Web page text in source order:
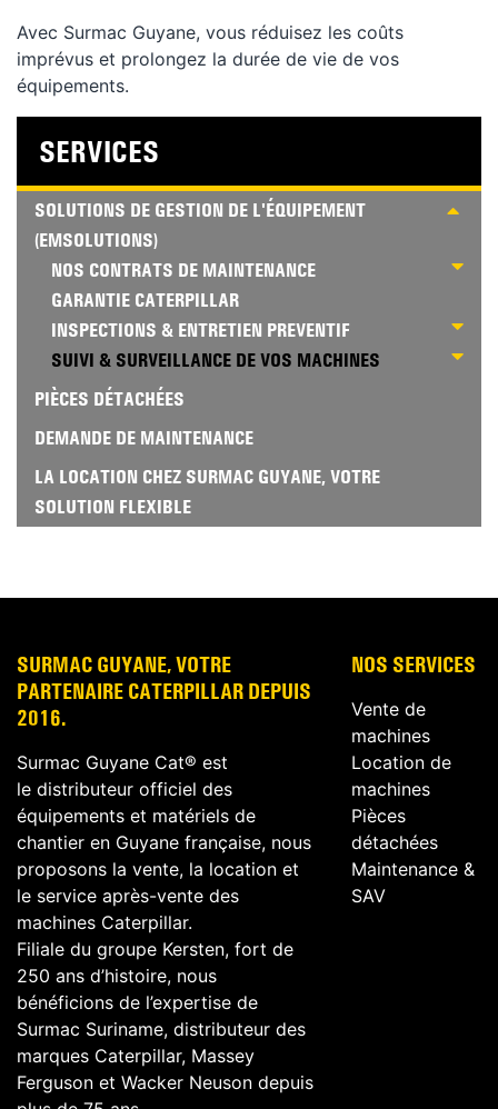
Avec Surmac Guyane, vous réduisez les coûts
imprévus et prolongez la durée de vie de vos
équipements.
SERVICES
SOLUTIONS DE GESTION DE L'ÉQUIPEMENT
(EMSOLUTIONS)
NOS CONTRATS DE MAINTENANCE
GARANTIE CATERPILLAR
INSPECTIONS & ENTRETIEN PREVENTIF
SUIVI & SURVEILLANCE DE VOS MACHINES
PIÈCES DÉTACHÉES
DEMANDE DE MAINTENANCE
LA LOCATION CHEZ SURMAC GUYANE, VOTRE
SOLUTION FLEXIBLE
SURMAC GUYANE, VOTRE
PARTENAIRE CATERPILLAR DEPUIS
2016.
Surmac Guyane Cat® est
le distributeur officiel des
équipements et matériels de
chantier en Guyane française, nous
proposons la vente, la location et
le service après-vente des
machines Caterpillar.
Filiale du groupe Kersten, fort de
250 ans d’histoire, nous
bénéficions de l’expertise de
Surmac Suriname, distributeur des
marques Caterpillar, Massey
Ferguson et Wacker Neuson depuis
NOS SERVICES
Vente de
machines
Location de
machines
Pièces
détachées
Maintenance &
SAV